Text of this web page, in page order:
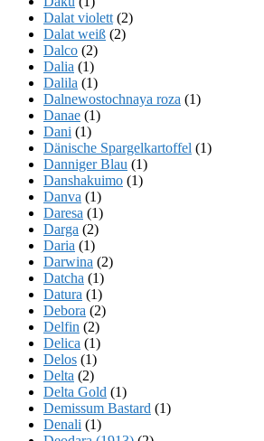
Dalat violett (2)
Dalat weiß (2)
Dalco (2)
Dalia (1)
Dalila (1)
Dalnewostochnaya roza (1)
Danae (1)
Dani (1)
Dänische Spargelkartoffel (1)
Danniger Blau (1)
Danshakuimo (1)
Danva (1)
Daresa (1)
Darga (2)
Daria (1)
Darwina (2)
Datcha (1)
Datura (1)
Debora (2)
Delfin (2)
Delica (1)
Delos (1)
Delta (2)
Delta Gold (1)
Demissum Bastard (1)
Denali (1)